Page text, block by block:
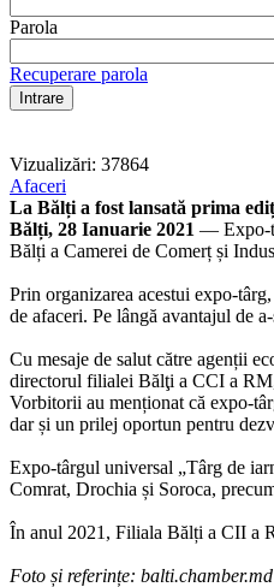
Parola
Recuperare parola
Vizualizări: 37864
Afaceri
La Bălți a fost lansată prima
Bălți, 28 Ianuarie 2021 — Expo-
Bălți a Camerei de Comerț și
Prin organizarea acestui expo-
de afaceri. Pe lângă avantajul de
Cu mesaje de salut către agenții
directorul filialei Bălţi a CCI a
Vorbitorii au menționat că expo-
dar și un prilej oportun pentru
Expo-târgul universal „Târg de
Comrat, Drochia și Soroca,
În anul 2021, Filiala Bălți a CII a
Foto și referințe: balti.chamber.md